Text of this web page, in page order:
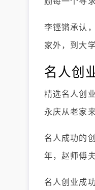
李铿锵承认
家外，到大
名人创
精选名人创
永庆从老家
名人成功的
年，赵师傅
名人创业成